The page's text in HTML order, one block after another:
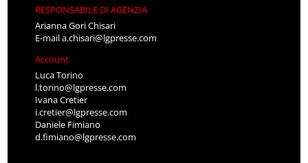
RESPONSABILE DI AGENZIA
Arianna Gori Chisari
E-maila.chisari@lgpresse.com
Account
Luca Torino
l.torino@lgpresse.com
Ivana Cretier
i.cretier@lgpresse.com
Daniele Fimiano
d.fimiano@lgpresse.com